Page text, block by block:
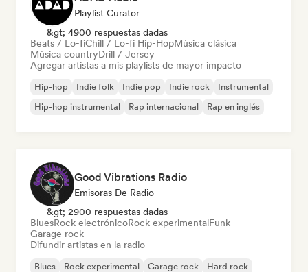
Playlist Curator
&gt; 4900 respuestas dadas
Beats / Lo-fiChill / Lo-fi Hip-HopMúsica clásica
Música countryDrill / Jersey
Agregar artistas a mis playlists de mayor impacto
Hip-hop Indie folk Indie pop Indie rock
Instrumental
Hip-hop instrumental
Rap internacional Rap en inglés
Good Vibrations Radio
Emisoras De Radio
&gt; 2900 respuestas dadas
BluesRock electrónicoRock experimentalFunk
Garage rock
Difundir artistas en la radio
Blues Rock experimental Garage rock
Hard rock